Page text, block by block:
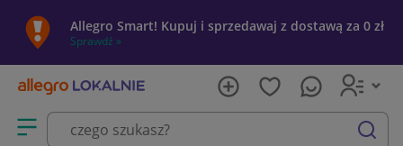
Allegro Smart! Kupuj i sprzedawaj z dostawą za 0 zł
Sprawdź »
Otwórz menu z kategoriami
szukaj